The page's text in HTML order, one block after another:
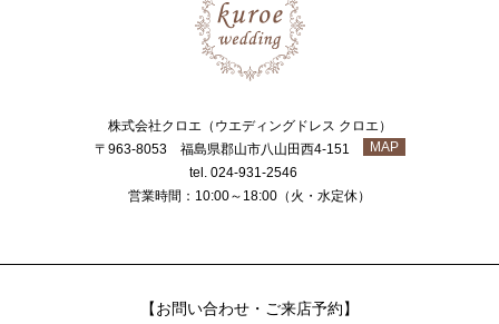
株式会社クロエ（ウエディングドレス クロエ）
〒963-8053 福島県郡山市八山田西4-151
MAP
tel. 024-931-2546
営業時間：10:00～18:00（火・水定休）
【お問い合わせ・ご来店予約】